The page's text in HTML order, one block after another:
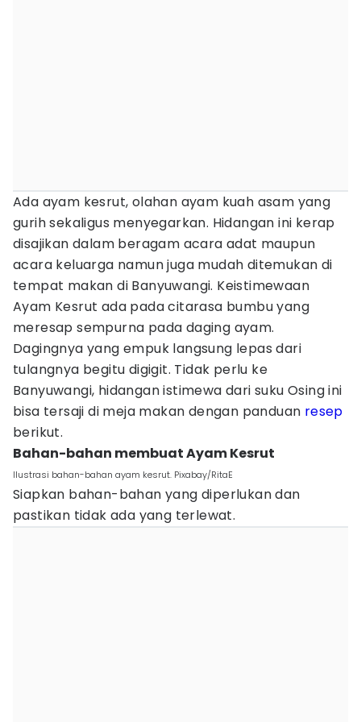
Ada ayam kesrut, olahan ayam kuah asam yang
gurih sekaligus menyegarkan. Hidangan ini kerap
disajikan dalam beragam acara adat maupun
acara keluarga namun juga mudah ditemukan di
tempat makan di Banyuwangi. Keistimewaan
Ayam Kesrut ada pada citarasa bumbu yang
meresap sempurna pada daging ayam.
Dagingnya yang empuk langsung lepas dari
tulangnya begitu digigit. Tidak perlu ke
Banyuwangi, hidangan istimewa dari suku Osing ini
bisa tersaji di meja makan dengan panduan resep
berikut.
Bahan-bahan membuat Ayam Kesrut
Ilustrasi bahan-bahan ayam kesrut. Pixabay/RitaE
Siapkan bahan-bahan yang diperlukan dan
pastikan tidak ada yang terlewat.